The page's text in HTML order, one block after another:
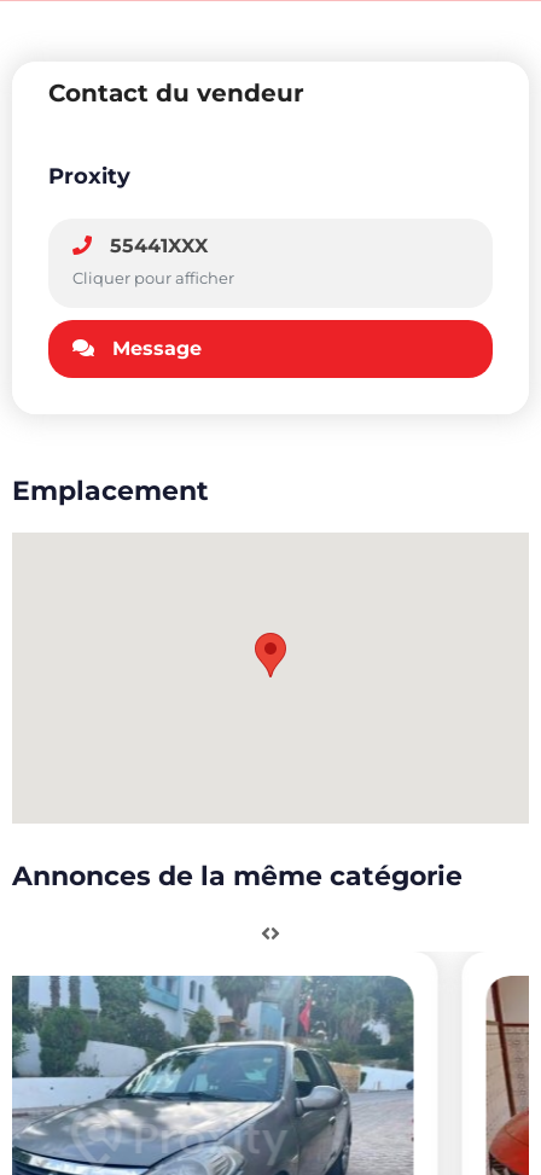
Contact du vendeur
Proxity
55441XXX
Cliquer pour afficher
Message
Emplacement
Annonces de la même catégorie